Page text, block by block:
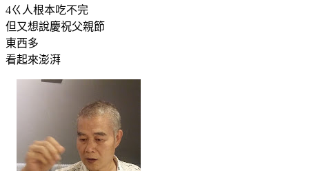
4ㄍ人根本吃不完
但又想說慶祝父親節
東西多
看起來澎湃